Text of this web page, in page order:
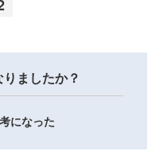
ましたか？
になった